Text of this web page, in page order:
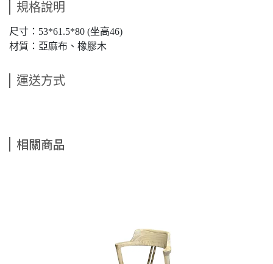
規格說明
尺寸：53*61.5*80 (坐高46)
材質：亞麻布、橡膠木
運送方式
相關商品